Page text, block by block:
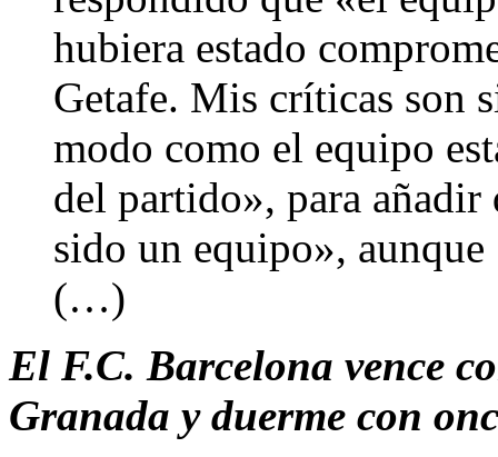
hubiera estado
Getafe. Mis críticas son
modo como el equipo
del partido», para
sido un equipo»,
(…)
El F.C. Barcelona vence
Granada y duerme con